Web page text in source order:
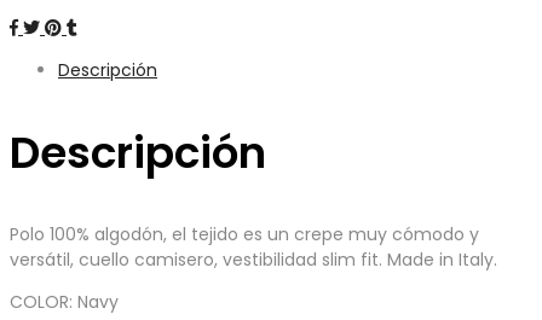
Descripción
Descripción
Polo 100% algodón, el tejido es un crepe muy cómodo y
versátil, cuello camisero, vestibilidad slim fit. Made in Italy.
COLOR: Navy